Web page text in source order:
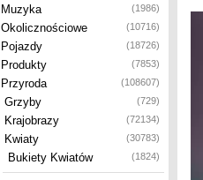
Muzyka (1986)
Okolicznościowe (10716)
Pojazdy (18726)
Produkty (7853)
Przyroda (108607)
Grzyby (729)
Krajobrazy (72134)
Kwiaty (30783)
Bukiety Kwiatów (1824)